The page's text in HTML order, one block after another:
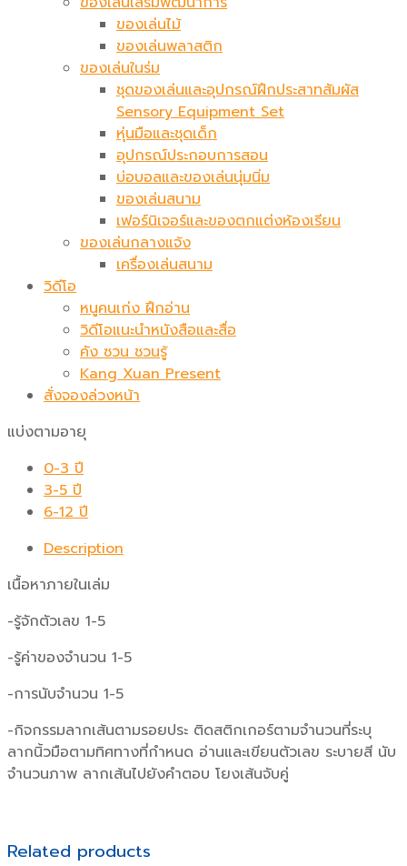
ของเล่นไม้
ของเล่นพลาสติก
ของเล่นในร่ม
ชุดของเล่นและอุปกรณ์ฝึกประสาทสัมผัส
Sensory Equipment Set
หุ่นมือและชุดเด็ก
อุปกรณ์ประกอบการสอน
บ่อบอลและของเล่นนุ่มนิ่ม
ของเล่นสนาม
เฟอร์นิเจอร์และของตกแต่งห้องเรียน
ของเล่นกลางแจ้ง
เครื่องเล่นสนาม
วิดีโอ
หนูคนเก่ง ฝึกอ่าน
วิดีโอแนะนำหนังสือและสื่อ
คัง ซวน ชวนรู้
Kang Xuan Present
สั่งจองล่วงหน้า
แบ่งตามอายุ
0-3 ปี
3-5 ปี
6-12 ปี
Description
เนื้อหาภายในเล่ม
-รู้จักตัวเลข 1-5
-รู้ค่าของจำนวน 1-5
-การนับจำนวน 1-5
-กิจกรรมลากเส้นตามรอยประ ติดสติกเกอร์ตามจำนวนที่ระบุ
ลากนิ้วมือตามทิศทางที่กำหนด อ่านและเขียนตัวเลข ระบายสี นับ
จำนวนภาพ ลากเส้นไปยังคำตอบ โยงเส้นจับคู่
Related products